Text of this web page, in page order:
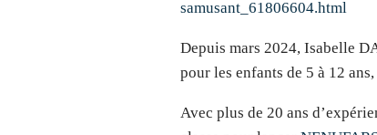
samusant_61806604.html
Depuis mars 2024, Isabelle
pour les enfants de 5 à 12
Avec plus de 20 ans